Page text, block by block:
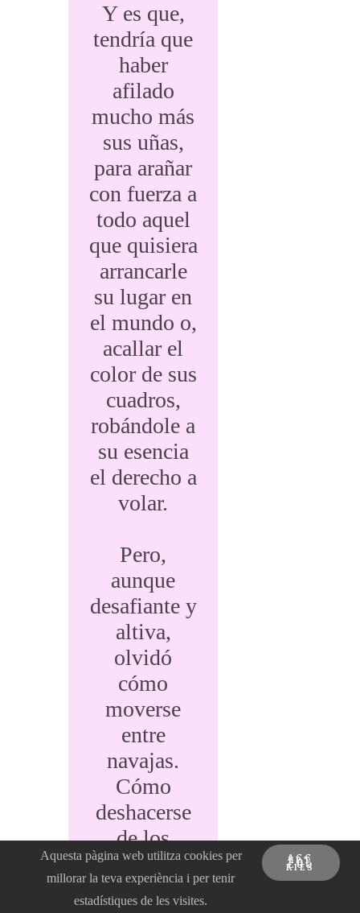
Y es que,
tendría que
haber
afilado
mucho más
sus uñas,
para arañar
con fuerza a
todo aquel
que quisiera
arrancarle
su lugar en
el mundo o,
acallar el
color de sus
cuadros,
robándole a
su esencia
el derecho a
volar.
Pero,
aunque
desafiante y
altiva,
olvidó
cómo
moverse
entre
navajas.
Cómo
deshacerse
de los
guantes
usados que
Aquesta pàgina web utilitza cookies per
millorar la teva experiència i per tenir
estadístiques de les visites.
ACC
EPT
O
COO
KIES